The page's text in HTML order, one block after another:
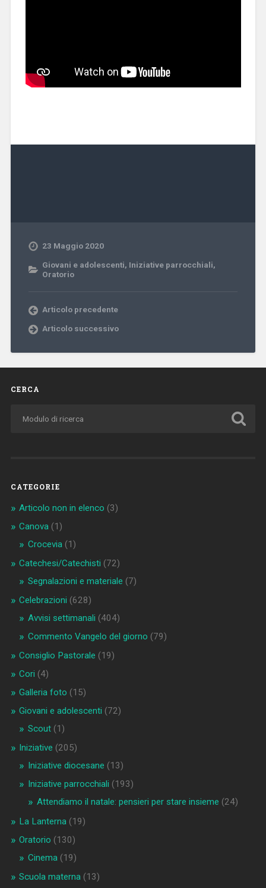
23 Maggio 2020
Giovani e adolescenti, Iniziative parrocchiali,
Oratorio
Articolo precedente
Articolo successivo
CERCA
CATEGORIE
Articolo non in elenco (3)
Canova(1)
Crocevia(1)
Catechesi/Catechisti (72)
Segnalazioni e materiale (7)
Celebrazioni (628)
Avvisi settimanali (404)
Commento Vangelo del giorno (79)
Consiglio Pastorale (19)
Cori (4)
Galleria foto (15)
Giovani e adolescenti (72)
Scout(1)
Iniziative (205)
Iniziative diocesane (13)
Iniziative parrocchiali (193)
Attendiamo il natale: pensieri per stare insieme (24)
La Lanterna(19)
Oratorio (130)
Cinema(19)
Scuola materna(13)